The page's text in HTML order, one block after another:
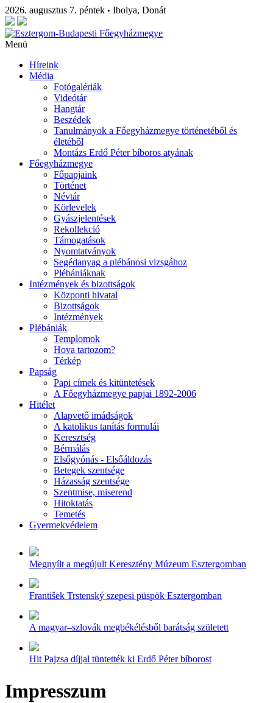
2026. augusztus 7. péntek • Ibolya, Donát
Menü
Híreink
Média
Fotógalériák
Videótár
Hangtár
Beszédek
Tanulmányok a Főegyházmegye történetéből és
életéből
Montázs Erdő Péter bíboros atyának
Főegyházmegye
Főpapjaink
Történet
Névtár
Körlevelek
Gyászjelentések
Rekollekció
Támogatások
Nyomtatványok
Segédanyag a plébánosi vizsgához
Plébániáknak
Intézmények és bizottságok
Központi hivatal
Bizottságok
Intézmények
Plébániák
Templomok
Hova tartozom?
Térkép
Papság
Papi címek és kitüntetések
A Főegyházmegye papjai 1892-2006
Hitélet
Alapvető imádságok
A katolikus tanítás formulái
Keresztség
Bérmálás
Elsőgyónás - Elsőáldozás
Betegek szentsége
Házasság szentsége
Szentmise, miserend
Hitoktatás
Temetés
Gyermekvédelem
Megnyílt a megújult Keresztény Múzeum Esztergomban
František Trstenský szepesi püspök Esztergomban
A magyar–szlovák megbékélésből barátság született
Hit Pajzsa díjjal tüntették ki Erdő Péter bíborost
Impresszum